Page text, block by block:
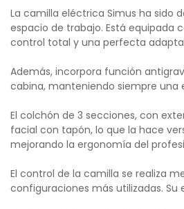
La camilla eléctrica Simus ha sido
espacio de trabajo. Está equipada
control total y una perfecta
Además, incorpora función
cabina, manteniendo siempre una
El colchón de 3 secciones, con
facial con tapón, lo que la hace
mejorando la ergonomía del
El control de la camilla se realiza
configuraciones más utilizadas.